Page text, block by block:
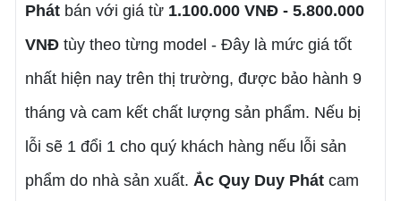
Phátbán với giá từ 1.100.000 VNĐ - 5.800.000
VNĐtùy theo từng model - Đây là mức giá tốt
nhất hiện nay trên thị trường, được bảo hành 9
tháng và cam kết chất lượng sản phẩm. Nếu bị
lỗi sẽ 1 đổi 1 cho quý khách hàng nếu lỗi sản
phẩm do nhà sản xuất. Ắc Quy Duy Phátcam